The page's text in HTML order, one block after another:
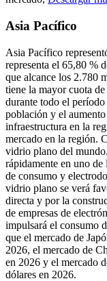
Asia Pacífico
Asia Pacífico
representa el 65,80 %
que alcance los 2.780
tiene la mayor cuota
durante todo el
población y el
infraestructura en la
mercado en la región.
vidrio plano del
rápidamente en uno
de consumo y
vidrio plano se verá
directa y por la
de empresas de
impulsará el consumo
que el mercado de
2026, el mercado de
en 2026 y el mercado
dólares en 2026.